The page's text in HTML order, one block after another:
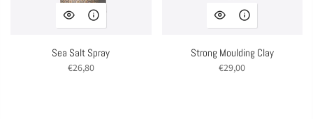
Sea Salt Spray
€26,80
Strong Moulding Clay
€29,00